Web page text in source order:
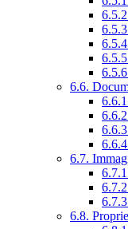
6.6.
6.7.
6.8.